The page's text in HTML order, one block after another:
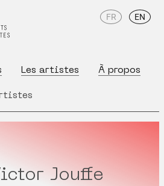
Les artistes À propos
FR EN
Jouffe